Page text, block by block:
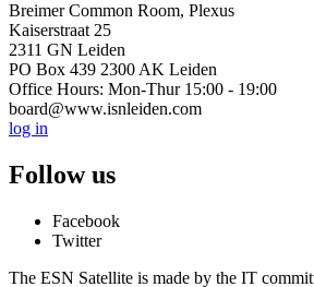
Breimer Common Room, Plexus
Kaiserstraat 25
2311 GN Leiden
PO Box 439 2300 AK Leiden
Office Hours: Mon-Thur 15:00 - 19:00
board@www.isnleiden.com
log in
Follow us
Facebook
Twitter
The ESN Satellite is made by the IT